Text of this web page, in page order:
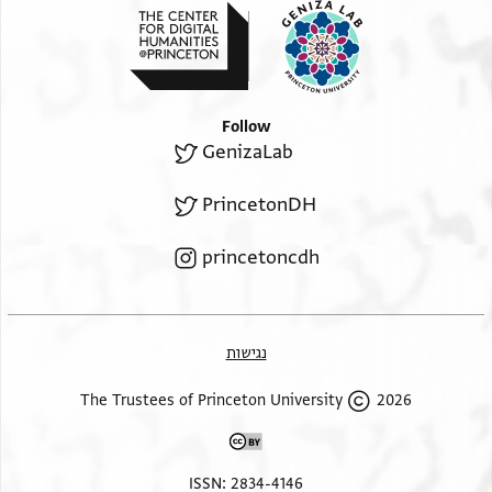
there was in the ship an unlimited amount
of diversified goods. Never has a ship like this sailed[…]
Follow
GenizaLab
PrincetonDH
princetoncdh
נגישות
2026 The Trustees of Princeton University
ISSN: 2834-4146